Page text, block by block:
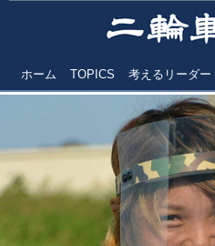
ホーム TOPICS 考えるリーダー